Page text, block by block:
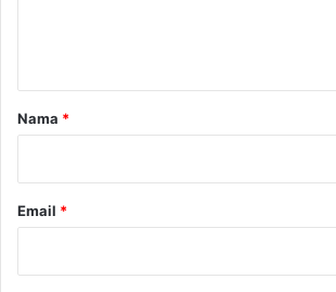
rNama *
Email *